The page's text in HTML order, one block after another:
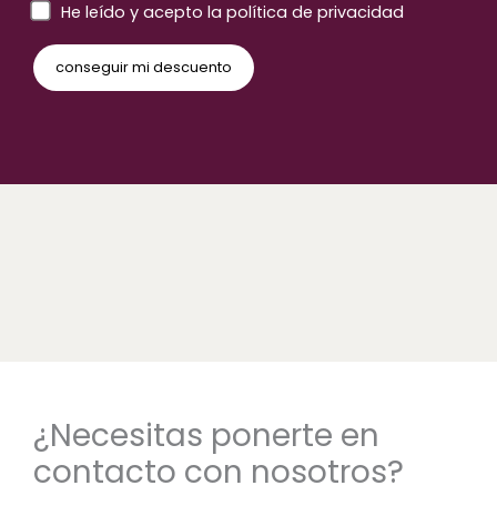
He leído y acepto la política de privacidad
¿Necesitas ponerte en
contacto con nosotros?